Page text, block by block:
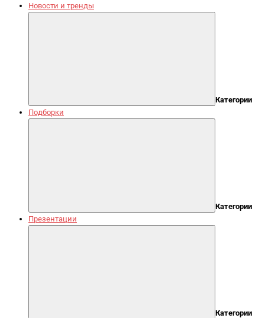
Новости и тренды
Категории
Подборки
Категории
Презентации
Категории